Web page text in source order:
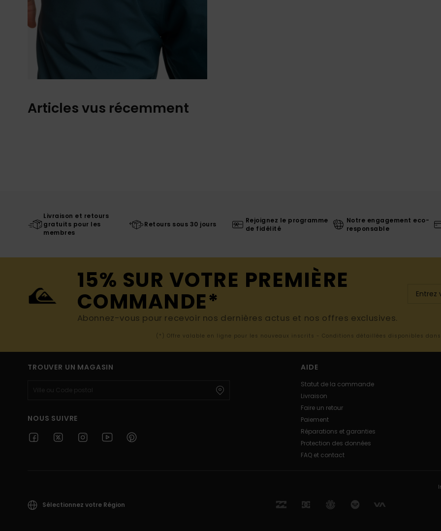
Articles vus récemment
Livraison et retours
gratuits pour les
membres
Retours sous 30 jours
Rejoignez le programme
de fidélité
Notre engagement eco-
responsable
15% SUR VOTRE PREMIÈRE
COMMANDE*
Abonnez-vous pour recevoir nos dernières actus et nos offres exclusives.
(*) Offre valable en ligne pour les nouveaux inscrits - Conditions détaillées disponibles
TROUVER UN MAGASIN
NOUS SUIVRE
AIDE
Statut de la commande
Livraison
Faire un retour
Paiement
Réparations et garanties
Protection des données
FAQ et contact
Sélectionnez votre Région